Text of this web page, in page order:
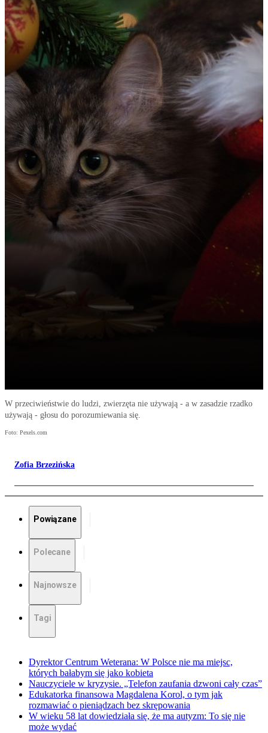
W przeciwieństwie do ludzi, zwierzęta nie używają - a w zasadzie rzadko
używają - głosu do porozumiewania się.
Foto: Pexels.com
Zofia Brzezińska
Powiązane
Polecane
Najnowsze
Tagi
Dyrektor Centrum Weterana: W Polsce nie ma miejsc,
których bałabym się jako kobieta
Nauczyciele w kryzysie. „Telefon zaufania dzwoni cały czas”
Edukatorka finansowa Magdalena Korol, o tym jak
rozmawiać o pieniądzach bez skrępowania
W wieku 58 lat dowiedziała się, że ma autyzm: To się nie
może wydać